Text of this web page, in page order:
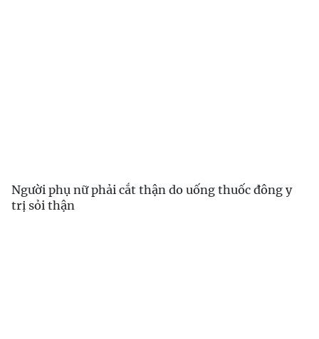
Người phụ nữ phải cắt thận do uống thuốc đông y
trị sỏi thận